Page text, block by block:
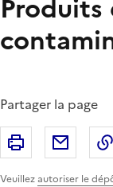
Partager la page
Veuillezautoriser le
Imprimer